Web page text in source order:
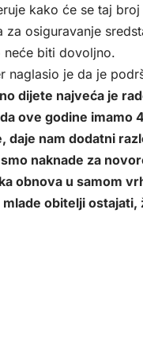
kako će se taj
za osiguravanje
biti dovoljno.
naglasio je da je
dijete najveća je
ove godine
daje nam dodatni
naknade za
obnova u samom
obitelji